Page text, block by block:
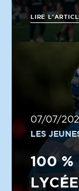
LIRE
07/07/
LES
100 %